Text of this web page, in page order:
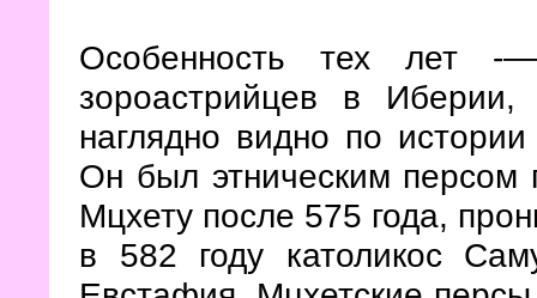
Особенность тех лет -
зороастрийцев в
наглядно видно по
Он был этническим персом
Мцхету после 575 года,
в 582 году католикос